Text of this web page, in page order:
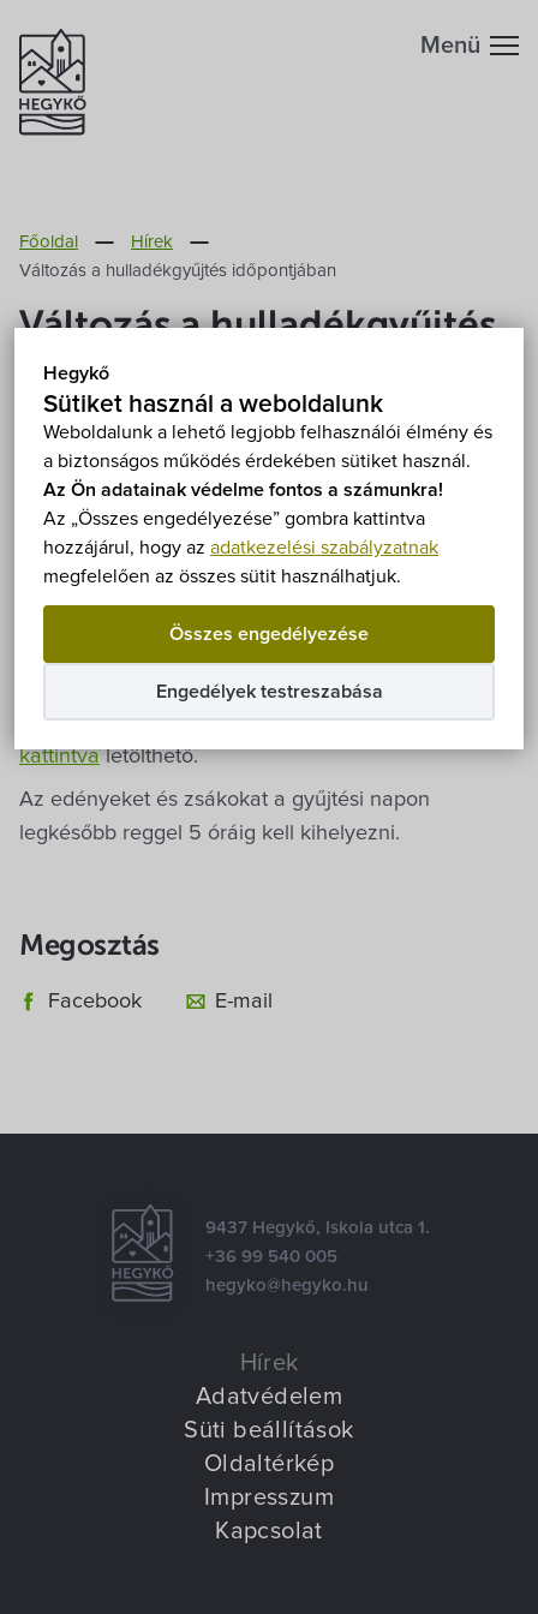
Hegykő
Sütiket használ a weboldalunk
Weboldalunk a lehető legjobb felhasználói élmény és
a biztonságos működés érdekében sütiket használ.
Az Ön adatainak védelme fontos a számunkra!
Az „Összes engedélyezése” gombra kattintva
hozzájárul, hogy az adatkezelési szabályzatnak
megfelelően az összes sütit használhatjuk.
Összes engedélyezése
Engedélyek testreszabása
Megközelítés
Fontos telefonszámok
Földrajzi adottság
Éghajlat
Hegykő történelme
Szabadidő
Éttermek
Programok
Önkormányzat
Hírek
Képviselő-testület
Közoktatási Intézmények
Egyesületek, alapítványok
Pályázatok
Dokumentumok
Menü
Főoldal
Hírek
Változás a hulladékgyűjtés időpontjában
Változás a hulladékgyűjtés
időpontjában
2026. Június 19.
Az STKH Sopron és Térsége Környezetvédelmi és
Hulladékgazdálkodási Nonprofit Kft. tájékoztatása
szerint – logisztikai okokból – 2026. július 1-jétől
településünkön változnak a hulladékgyűjtés napjai.
A változás a szelektív és zöldhulladék-gyűjtést érinti,
a kukák ürítési napja továbbra is hétfő.
A július hónaptól érvényeshulladéknaptár ide
kattintvaletölthető.
Az edényeket és zsákokat a gyűjtési napon
legkésőbb reggel 5 óráig kell kihelyezni.
Megosztás
Facebook E-mail
9437 Hegykő, Iskola utca 1.
+36 99 540 005
hegyko@hegyko.hu
Hírek
Adatvédelem
Süti beállítások
Oldaltérkép
Impresszum
Kapcsolat